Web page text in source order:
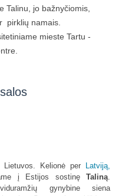
Talinu, jo bažnyčiomis,
pirklių namais.
mieste Tartu -
Kelionė per Latviją,
į Estijos sostinę Taliną.
gynybine siena